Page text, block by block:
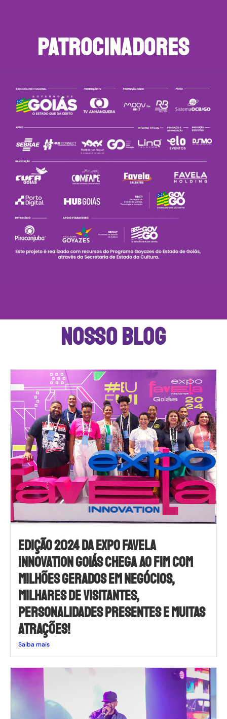
PATROCINADORES
NOSSO BLOG
EDIÇÃO 2024 DA EXPO FAVELA
INNOVATION GOIÁS CHEGA AO FIM COM
MILHÕES GERADOS EM NEGÓCIOS,
MILHARES DE VISITANTES,
PERSONALIDADES PRESENTES E MUITAS
ATRAÇÕES!
Saiba mais